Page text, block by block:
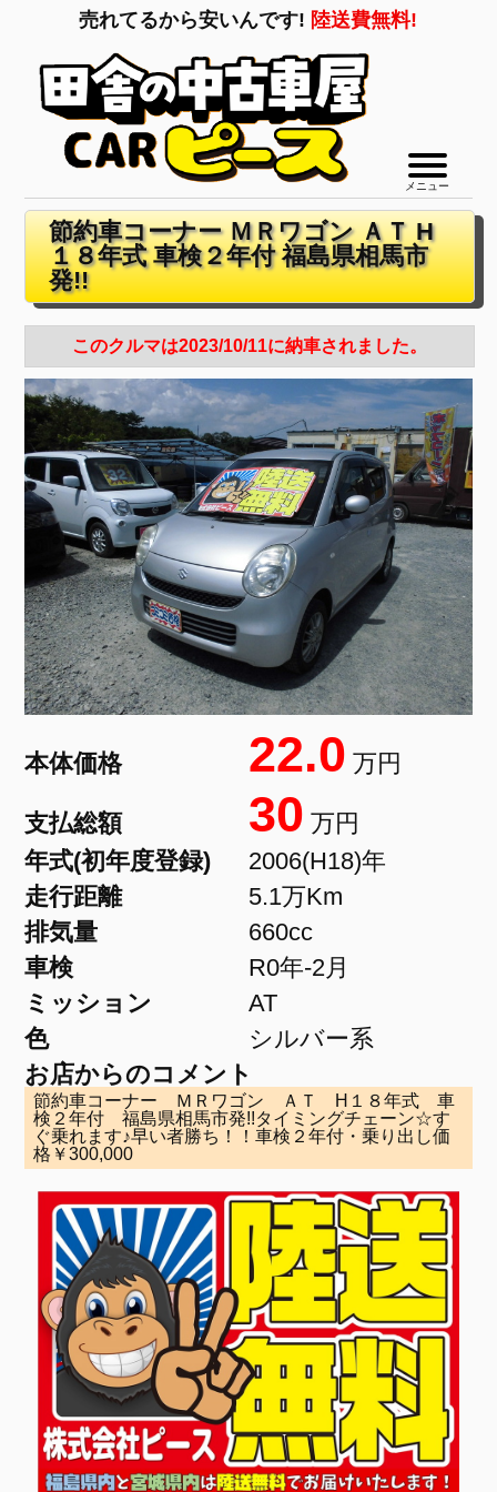
売れてるから安いんです! 陸送費無料!
メニュー
節約車コーナー ＭＲワゴン ＡＴ H
１８年式 車検２年付 福島県相馬市
発!!
このクルマは2023/10/11に納車されました。
本体価格 22.0 万円
支払総額 30 万円
年式(初年度登録)
2006(H18)年
走行距離
5.1万Km
排気量
660cc
車検
R0年-2月
ミッション
AT
色
シルバー系
お店からのコメント
節約車コーナー ＭＲワゴン ＡＴ H１８年式 車
検２年付 福島県相馬市発!!タイミングチェーン☆す
ぐ乗れます♪早い者勝ち！！車検２年付・乗り出し価
格￥300,000